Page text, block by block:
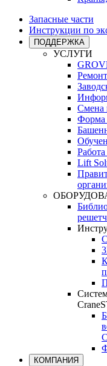
Запасные части
Инструкции по
ПОДДЕРЖКА
УСЛУГИ
Смена
Форма
Lift
КОМПАНИЯ